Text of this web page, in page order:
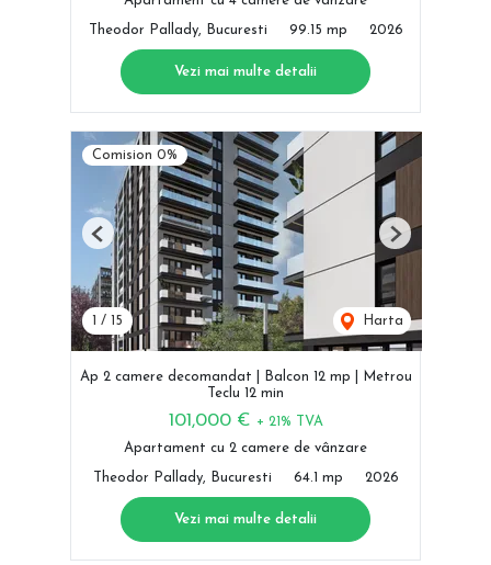
Theodor Pallady, Bucuresti 99.15 mp 2026
Vezi mai multe detalii
Comision 0%
/ 15 Harta
Previous Next
Ap 2 camere decomandat | Balcon 12 mp | Metrou
Teclu 12 min
101,000 € + 21% TVA
Apartament cu 2 camere de vânzare
Theodor Pallady, Bucuresti 64.1 mp 2026
Vezi mai multe detalii